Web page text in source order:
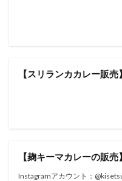
【スリランカカレー販
【麹キーマカレーの販
Instagramアカウント：